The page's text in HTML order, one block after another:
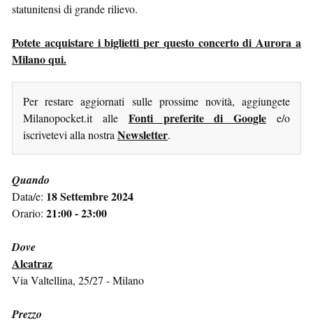
statunitensi di grande rilievo.
Potete acquistare i biglietti per questo concerto di Aurora a
Milano qui.
Per restare aggiornati sulle prossime novità, aggiungete
Milanopocket.it alle Fonti preferite di Google e/o
iscrivetevi alla nostra Newsletter.
Quando
Data/e: 18 Settembre 2024
Orario: 21:00 - 23:00
Dove
Alcatraz
Via Valtellina, 25/27 - Milano
Prezzo